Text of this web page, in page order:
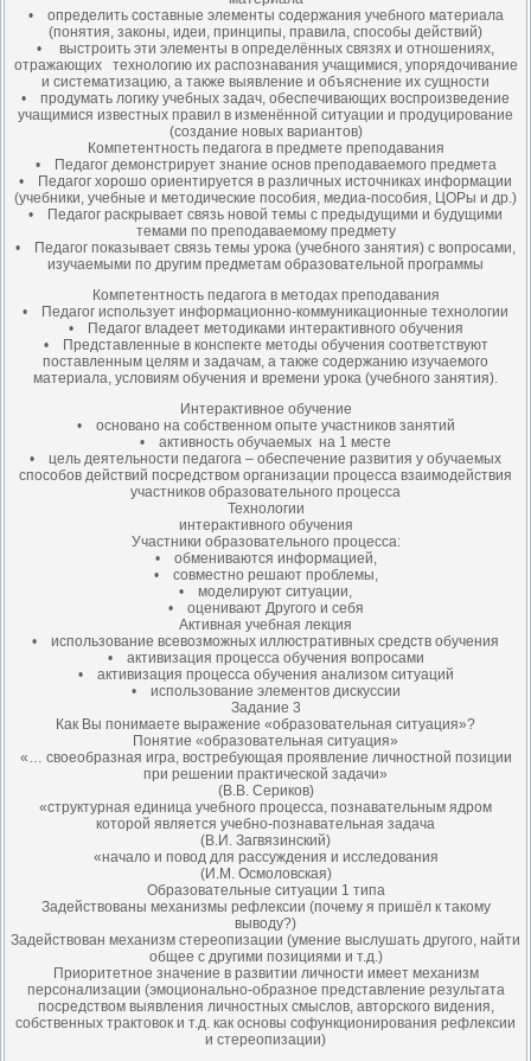
• определить составные элементы содержания учебного материала
(понятия, законы, идеи, принципы, правила, способы действий)
• выстроить эти элементы в определённых связях и отношениях,
отражающих технологию их распознавания учащимися, упорядочивание
и систематизацию, а также выявление и объяснение их сущности
• продумать логику учебных задач, обеспечивающих воспроизведение
учащимися известных правил в изменённой ситуации и продуцирование
(создание новых вариантов)
Компетентность педагога в предмете преподавания
• Педагог демонстрирует знание основ преподаваемого предмета
• Педагог хорошо ориентируется в различных источниках информации
(учебники, учебные и методические пособия, медиа-пособия, ЦОРы и др.)
• Педагог раскрывает связь новой темы с предыдущими и будущими
темами по преподаваемому предмету
• Педагог показывает связь темы урока (учебного занятия) с вопросами,
изучаемыми по другим предметам образовательной программы
Компетентность педагога в методах преподавания
• Педагог использует информационно-коммуникационные технологии
• Педагог владеет методиками интерактивного обучения
• Представленные в конспекте методы обучения соответствуют
поставленным целям и задачам, а также содержанию изучаемого
материала, условиям обучения и времени урока (учебного занятия).
Интерактивное обучение
• основано на собственном опыте участников занятий
• активность обучаемых на 1 месте
• цель деятельности педагога – обеспечение развития у обучаемых
способов действий посредством организации процесса взаимодействия
участников образовательного процесса
Технологии
интерактивного обучения
Участники образовательного процесса:
• обмениваются информацией,
• совместно решают проблемы,
• моделируют ситуации,
• оценивают Другого и себя
Активная учебная лекция
• использование всевозможных иллюстративных средств обучения
• активизация процесса обучения вопросами
• активизация процесса обучения анализом ситуаций
• использование элементов дискуссии
Задание 3
Как Вы понимаете выражение «образовательная ситуация»?
Понятие «образовательная ситуация»
«… своеобразная игра, востребующая проявление личностной позиции
при решении практической задачи»
(В.В. Сериков)
«структурная единица учебного процесса, познавательным ядром
которой является учебно-познавательная задача
(В.И. Загвязинский)
«начало и повод для рассуждения и исследования
(И.М. Осмоловская)
Образовательные ситуации 1 типа
Задействованы механизмы рефлексии (почему я пришёл к такому
выводу?)
Задействован механизм стереопизации (умение выслушать другого, найти
общее с другими позициями и т.д.)
Приоритетное значение в развитии личности имеет механизм
персонализации (эмоционально-образное представление результата
посредством выявления личностных смыслов, авторского видения,
собственных трактовок и т.д. как основы софункционирования рефлексии
и стереопизации)